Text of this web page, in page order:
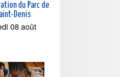
du Parc de
Denis
08 août